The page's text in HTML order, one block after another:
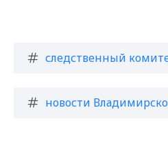
следственный
новости